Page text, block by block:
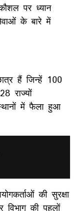
पर ध्यान
के बारे में
हैं जिन्हें 100
राज्यों
में फैला हुआ
की सुरक्षा